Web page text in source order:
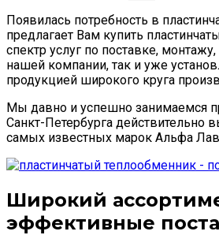
Появилась потребность в
предлагает Вам купить
спектр услуг по поставке,
нашей компании, так и уже
продукцией широкого круга
Мы давно и успешно занимаемся
Санкт-Петербурга
самых известных марок Альфа
Широкий
эффективные